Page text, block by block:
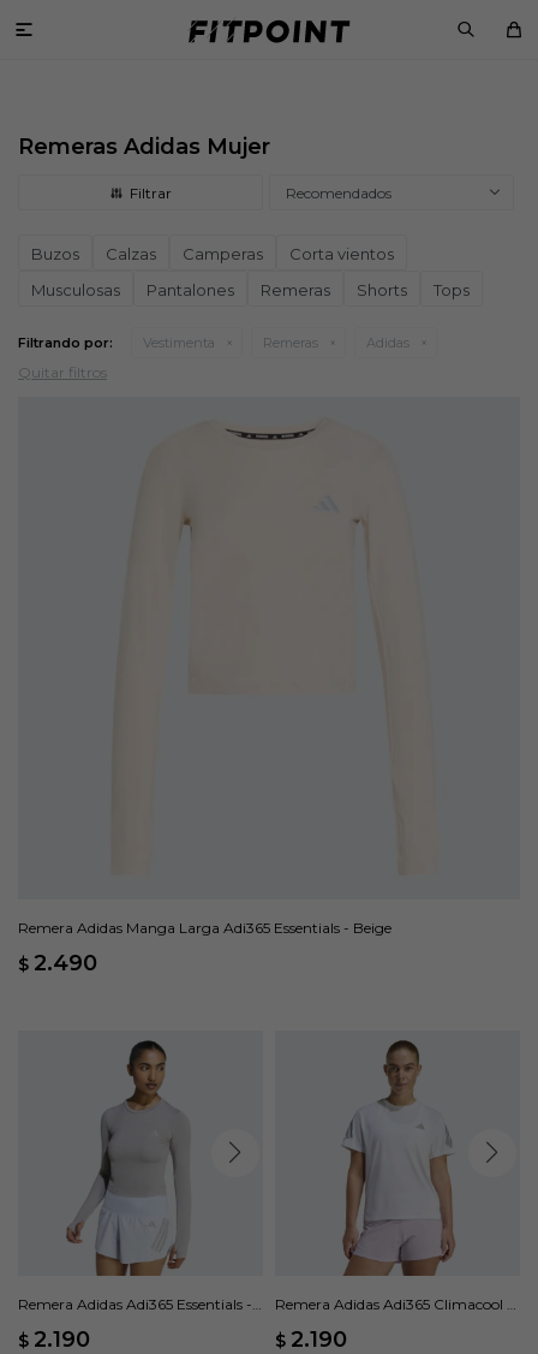

Remeras Adidas Mujer
Recomendados
Buzos Calzas Camperas
Corta vientos
Musculosas
Pantalones Remeras Shorts Tops
Filtrando por: Vestimenta Remeras Adidas
Quitar filtros
Remera Adidas Manga Larga Adi365 Essentials - Beige
$ 2.490
Remera Adidas Adi365 Essentials -
$ 2.190
Remera Adidas Adi365 Climacool -
$ 2.190